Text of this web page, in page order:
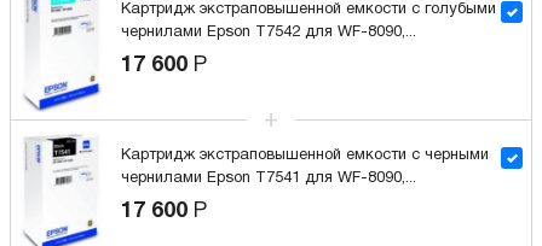
Картридж экстраповышенной емкости с голубыми
чернилами Epson T7542 для WF-8090,...
17 600 Р
Картридж экстраповышенной емкости с черными
чернилами Epson T7541 для WF-8090,...
17 600 Р